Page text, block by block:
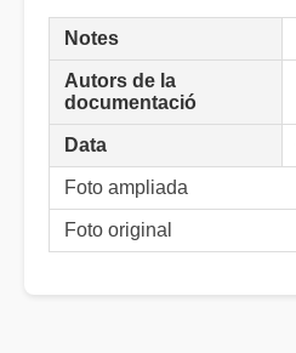
Notes
Autors de la
documentació
Data
Foto ampliada
Foto original